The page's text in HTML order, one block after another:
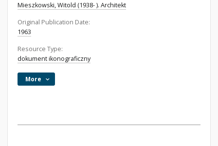
Mieszkowski, Witold (1938- ). Architekt
Original Publication Date:
1963
Resource Type:
dokument ikonograficzny
More